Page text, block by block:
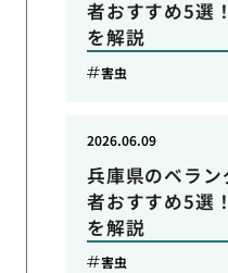
者おすすめ5選
を解説
害虫
兵庫県のベラ
者おすすめ5選
を解説
2026.06.09
害虫